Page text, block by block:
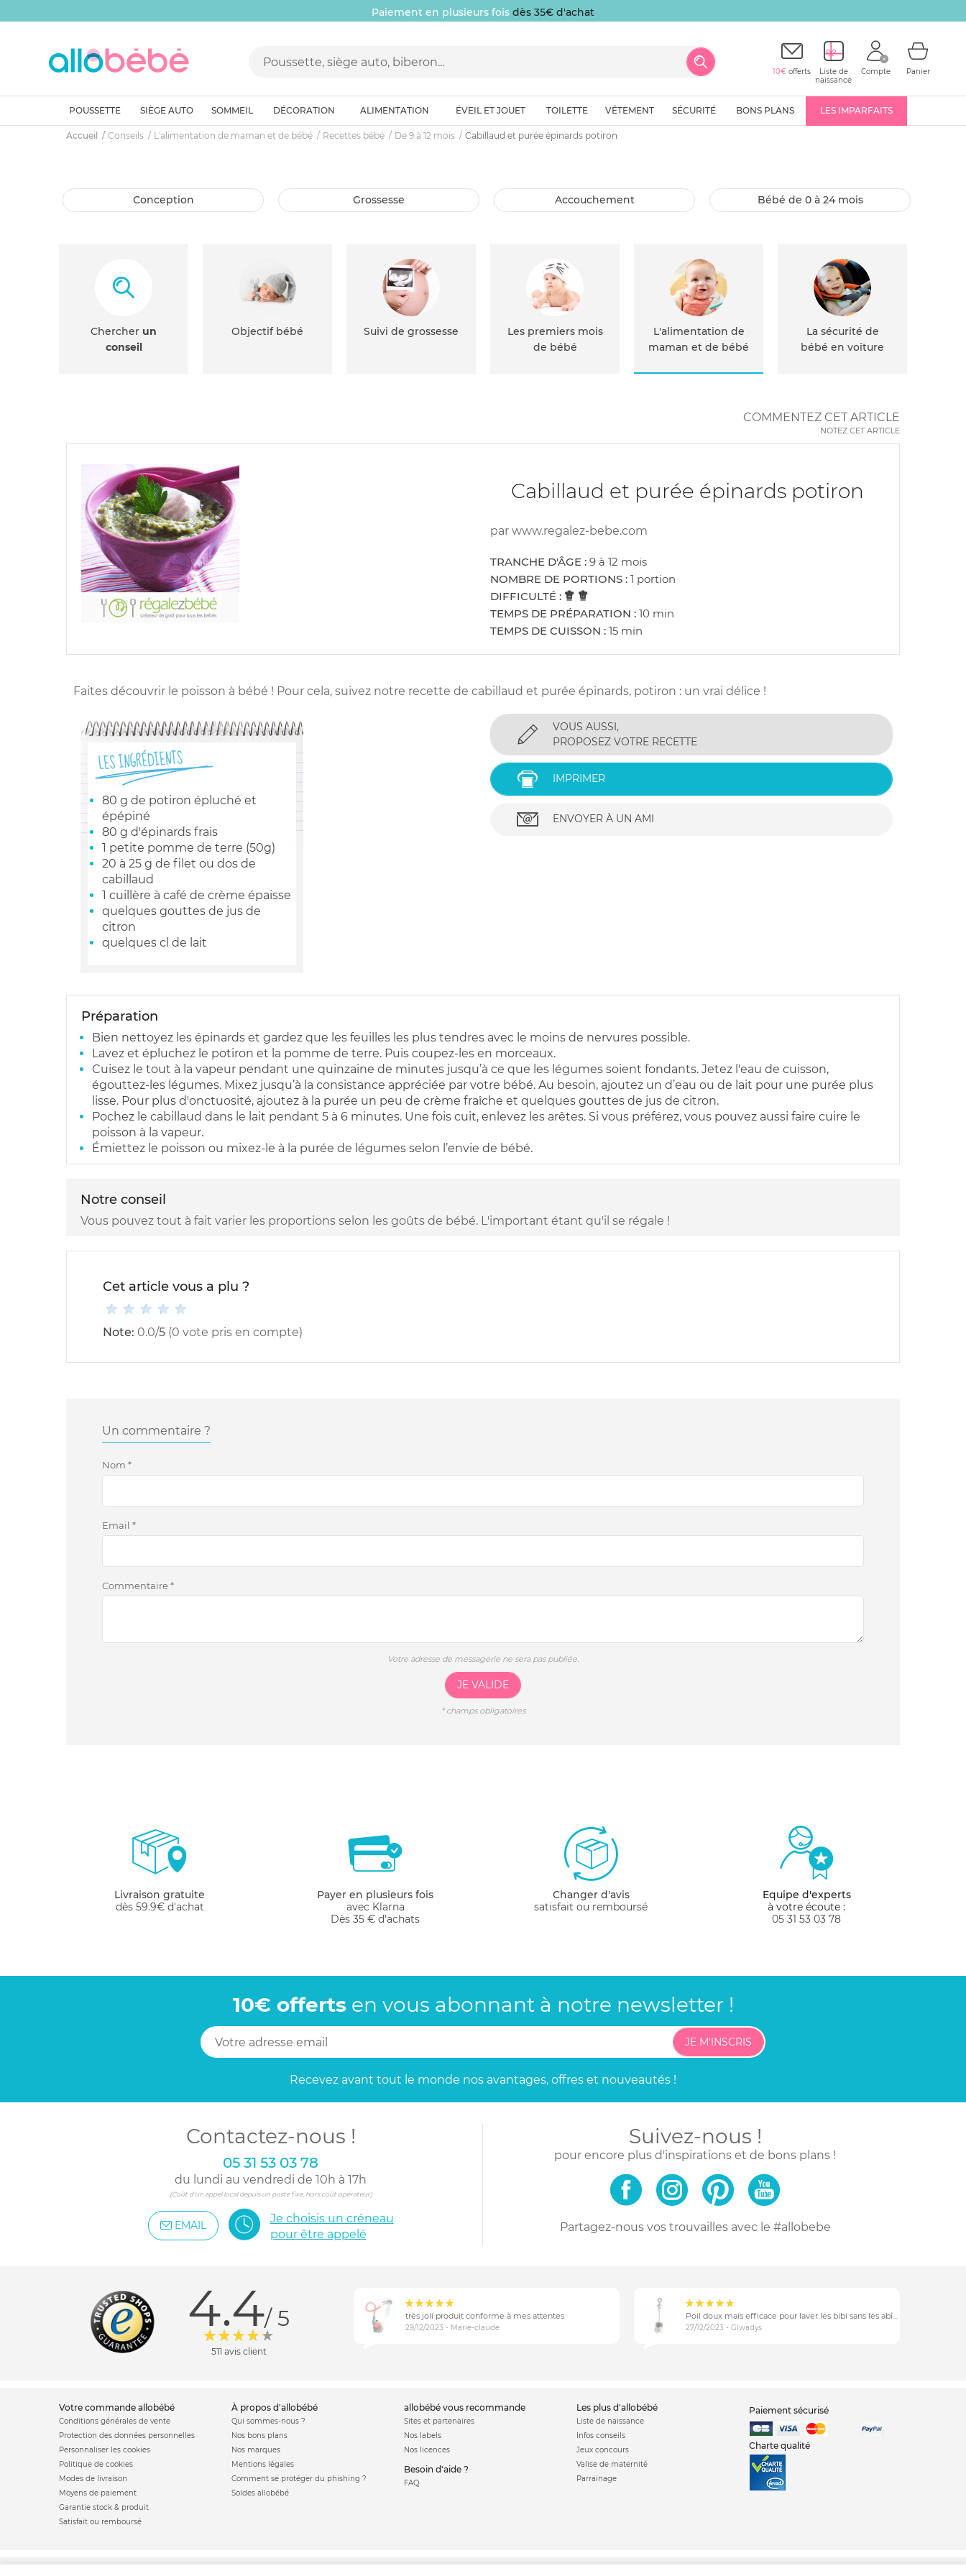
Paiement en plusieurs fois dès 35€ d'achat
10€ offerts
Liste de
naissance
Compte Panier
POUSSETTE SIÈGE AUTO SOMMEIL DÉCORATION ALIMENTATION ÉVEIL ET JOUET TOILETTE VÊTEMENT SÉCURITÉ BONS PLANS LES IMPARFAITS
Accueil Conseils L'alimentation de maman et de bébé Recettes bébé De 9 à 12 mois Cabillaud et purée épinards potiron
conception grossesse accouchement bébé de 0 à 24 mois
Chercher un
conseil
Objectif bébé Suivi de grossesse
Les premiers mois
de bébé
L'alimentation de
maman et de bébé
La sécurité de
bébé en voiture
COMMENTEZ CET ARTICLE
NOTEZ CET ARTICLE
Cabillaud et purée épinards potiron
par www.regalez-bebe.com
TRANCHE D'ÂGE : 9 à 12 mois
NOMBRE DE PORTIONS : 1 portion
DIFFICULTÉ :
TEMPS DE PRÉPARATION : 10 min
TEMPS DE CUISSON : 15 min
Faites découvrir le poisson à bébé ! Pour cela, suivez notre recette de cabillaud et purée épinards, potiron : un vrai délice !
80 g de potiron épluché et
épépiné
80 g d'épinards frais
1 petite pomme de terre (50g)
20 à 25 g de filet ou dos de
cabillaud
1 cuillère à café de crème épaisse
quelques gouttes de jus de
citron
quelques cl de lait
VOUS AUSSI,
PROPOSEZ VOTRE RECETTE
IMPRIMER
ENVOYER À UN AMI
Préparation
Bien nettoyez les épinards et gardez que les feuilles les plus tendres avec le moins de nervures possible.
Lavez et épluchez le potiron et la pomme de terre. Puis coupez-les en morceaux.
Cuisez le tout à la vapeur pendant une quinzaine de minutes jusqu’à ce que les légumes soient fondants. Jetez l'eau de cuisson,
égouttez-les légumes. Mixez jusqu’à la consistance appréciée par votre bébé. Au besoin, ajoutez un d’eau ou de lait pour une purée plus
lisse. Pour plus d'onctuosité, ajoutez à la purée un peu de crème fraîche et quelques gouttes de jus de citron.
Pochez le cabillaud dans le lait pendant 5 à 6 minutes. Une fois cuit, enlevez les arêtes. Si vous préférez, vous pouvez aussi faire cuire le
poisson à la vapeur.
Émiettez le poisson ou mixez-le à la purée de légumes selon l’envie de bébé.
Notre conseil
Vous pouvez tout à fait varier les proportions selon les goûts de bébé. L'important étant qu'il se régale !
Cet article vous a plu ?
Note: 0.0/5 (0 vote pris en compte)
Un commentaire ?
Nom *
Email *
Commentaire*
Votre adresse de messagerie ne sera pas publiée.
JE VALIDE
*champs obligatoires
Livraison gratuite
dès 59.9€ d'achat
Payer en plusieurs fois
avec Klarna
Dès 35 € d'achats
Changer d'avis
satisfait ou remboursé
Equipe d'experts
à votre écoute :
05 31 53 03 78
10€ offertsen vous abonnantà notre newsletter !
JE M'INSCRIS
Recevez avant tout le monde nos avantages, offres et nouveautés !
Contactez-nous !
05 31 53 03 78
du lundi au vendredi de 10h à 17h
(Coût d'un appel local depuis un poste fixe, hors coût opérateur)
EMAIL
Je choisis un créneau
pour être appelé
Suivez-nous !
pour encore plus d'inspirations et de bons plans !
Partagez-nous vos trouvaillesavec le #allobebe
4.4/ 5
511 avis client
très joli produit conforme à mes attentes
29/12/2023 - Marie-claude
Poil doux mais efficace pour laver les bibi sans les abîmer
27/12/2023 - Glwadys
votre commande allobébé
Conditions générales de vente
Protection des données personnelles
Personnaliser les cookies
Politique de cookies
Modes de livraison
Moyens de paiement
Garantie stock & produit
Satisfait ou remboursé
à propos d'allobébé
Qui sommes-nous ?
Nos bons plans
Nos marques
Mentions légales
Comment se protéger du phishing ?
Soldes allobébé
allobébé vous recommande
Sites et partenaires
Nos labels
Nos licences
Besoin d'aide ?
FAQ
les plus d'allobébé
Liste de naissance
Infos conseils
Jeux concours
Valise de maternité
Parrainage
Paiement sécurisé
Charte qualité